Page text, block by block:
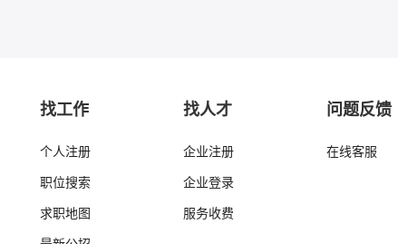
找工作
个人注册
职位搜索
求职地图
找人才
企业注册
企业登录
服务收费
问题反馈
在线客服